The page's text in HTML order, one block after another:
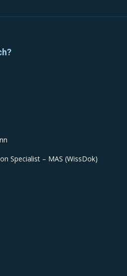
Specialist – MAS (WissDok)